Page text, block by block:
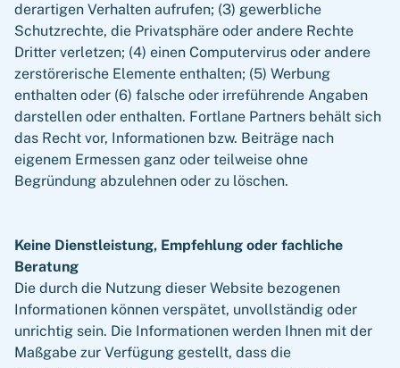
derartigen Verhalten aufrufen; (3) gewerbliche
Schutzrechte, die Privatsphäre oder andere Rechte
Dritter verletzen; (4) einen Computervirus oder andere
zerstörerische Elemente enthalten; (5) Werbung
enthalten oder (6) falsche oder irreführende Angaben
darstellen oder enthalten. Fortlane Partners behält sich
das Recht vor, Informationen bzw. Beiträge nach
eigenem Ermessen ganz oder teilweise ohne
Begründung abzulehnen oder zu löschen.
Keine Dienstleistung, Empfehlung oder fachliche
Beratung
Die durch die Nutzung dieser Website bezogenen
Informationen können verspätet, unvollständig oder
unrichtig sein. Die Informationen werden Ihnen mit der
Maßgabe zur Verfügung gestellt, dass die